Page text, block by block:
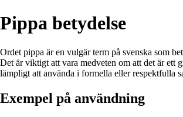
Pippa betydelse
Ordet pippa är en vulgär term på svenska som
Det är viktigt att vara medveten om att det är ett
lämpligt att använda i formella eller respektfulla
Exempel på användning